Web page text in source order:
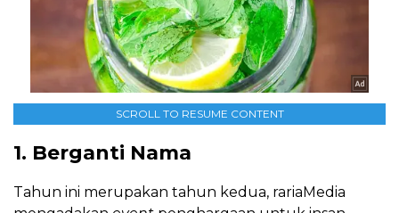
SCROLL TO RESUME CONTENT
1. Berganti Nama
Tahun ini merupakan tahun kedua, rariaMedia